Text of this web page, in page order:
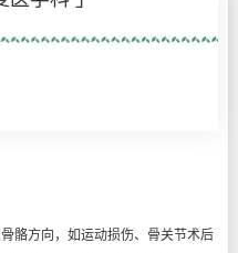
骼方向，如运动损伤、骨关节术后